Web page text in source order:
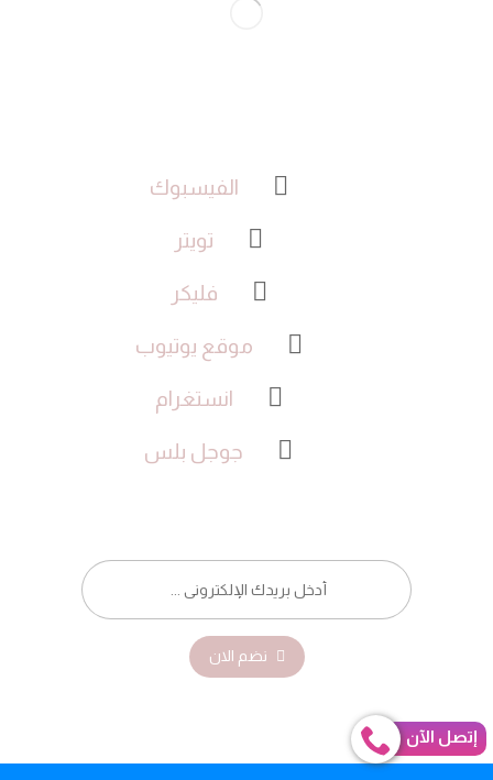
الفيسبوك
تويتر
فليكر
موقع يوتيوب
انستغرام
جوجل بلس
نضم الان
إتصل الآن